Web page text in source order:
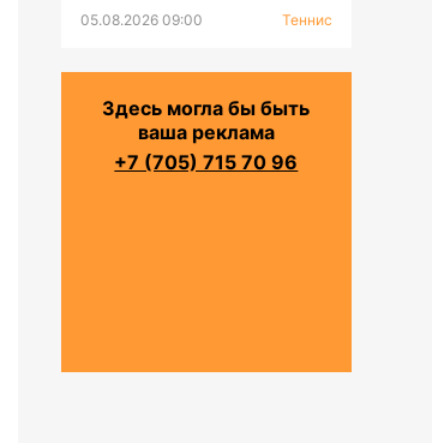
Кинг-2026»
05.08.2026 09:00 Теннис
Здесь могла бы быть
ваша реклама
+7 (705) 715 70 96